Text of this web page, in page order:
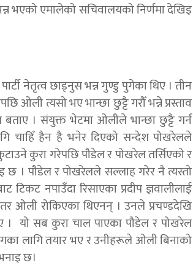
भएको एमालेको सचिवालयको निर्णमा देखिइ
नेतृत्व छाड्नुस भन्न गुण्डु पुगेका थिए । तीन
ओली त्यसो भए भान्छा छुट्टै गरौँ भन्ने प्रस्ताव
। संयुक्त भेटमा ओलीले भान्छा छुट्टै गर्न
चाहिँ हैन है भनेर दिएको सन्देश पोखरेलले
कुरा गरेपछि पौडेल र पोखरेल तर्सिएको र
छ । पौडेल र पोखरेलले सल्लाह गरेर नै त्यस्तो
नपाउँदा रिसाएका प्रदीप ज्ञवालीलाई
तर ओली रोकिएका थिएनन् । उनले प्रचण्डदेखि
यो सब कुरा चाल पाएका पौडेल र पोखरेल
लागि तयार भए र उनीहरूले ओली बिनाको
छ।